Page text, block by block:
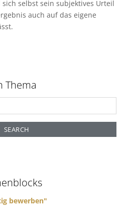
selbst sein subjektives Urteil
auch auf das eigene
Thema
bewerben"